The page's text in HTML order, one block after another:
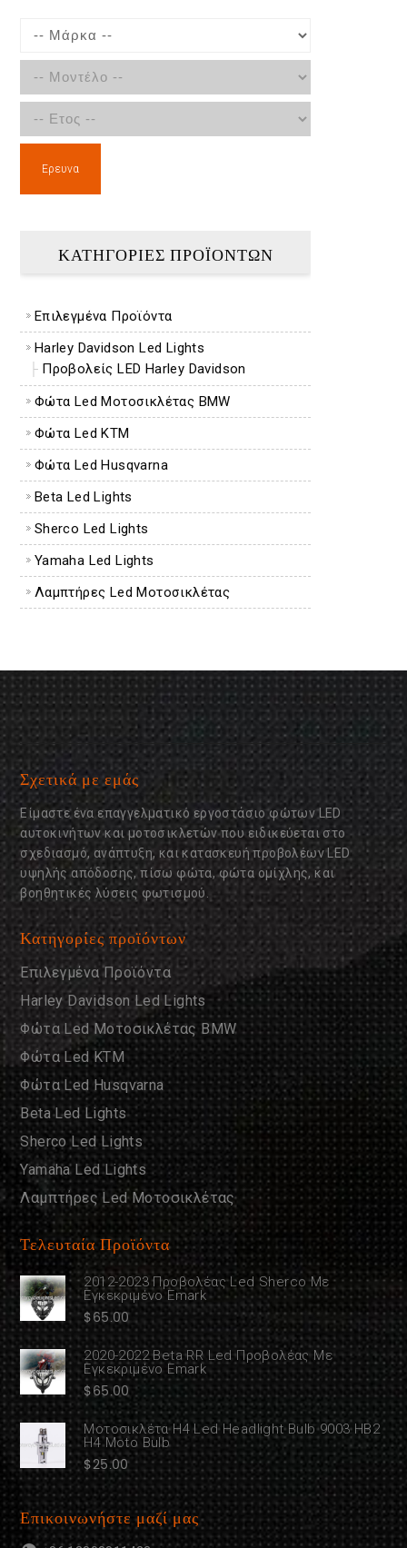
Ερευνα
ΚΑΤΗΓΟΡΙΕΣ ΠΡΟΪΟΝΤΩΝ
Επιλεγμένα Προϊόντα
Harley Davidson Led Lights
Προβολείς LED Harley Davidson
Φώτα Led Μοτοσικλέτας BMW
Φώτα Led KTM
Φώτα Led Husqvarna
Beta Led Lights
Sherco Led Lights
Yamaha Led Lights
Λαμπτήρες Led Μοτοσικλέτας
Σχετικά με εμάς
Είμαστε ένα επαγγελματικό εργοστάσιο φώτων LED
αυτοκινήτων και μοτοσικλετών που ειδικεύεται στο
σχεδιασμό, ανάπτυξη, και κατασκευή προβολέων LED
υψηλής απόδοσης, πίσω φώτα, φώτα ομίχλης, και
βοηθητικές λύσεις φωτισμού.
Κατηγορίες προϊόντων
Επιλεγμένα Προϊόντα
Harley Davidson Led Lights
Φώτα Led Μοτοσικλέτας BMW
Φώτα Led KTM
Φώτα Led Husqvarna
Beta Led Lights
Sherco Led Lights
Yamaha Led Lights
Λαμπτήρες Led Μοτοσικλέτας
Τελευταία Προϊόντα
2012-2023 Προβολέας Led Sherco Με
Εγκεκριμένο Emark
$65.00
2020-2022 Beta RR Led Προβολέας Με
Εγκεκριμένο Emark
$65.00
Μοτοσικλέτα H4 Led Headlight Bulb 9003 HB2
H4 Moto Bulb
$25.00
Επικοινωνήστε μαζί μας